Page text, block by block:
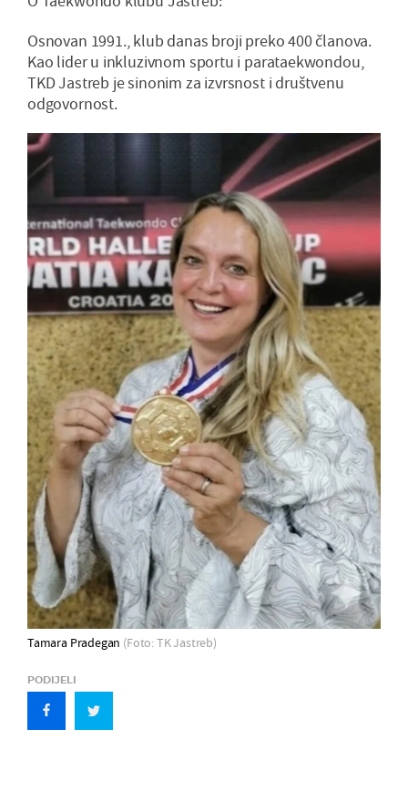
Osnovan 1991., klub danas broji preko 400 članova.
Kao lider u inkluzivnom sportu i parataekwondou,
TKD Jastreb je sinonim za izvrsnost i društvenu
odgovornost.
Tamara Pradegan (Foto: TK Jastreb)
PODIJELI